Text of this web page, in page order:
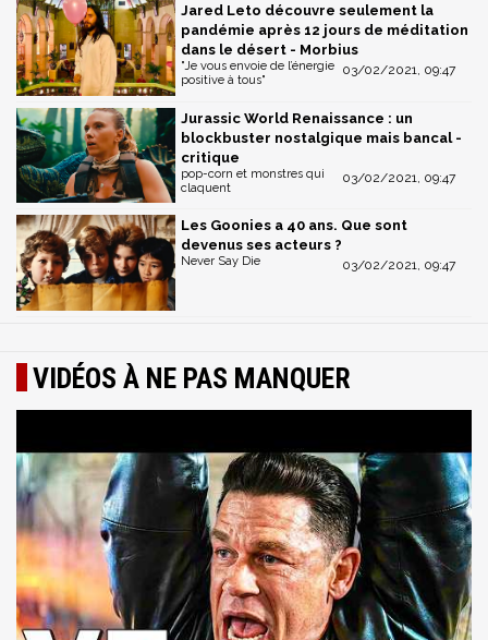
Jared Leto découvre seulement la
pandémie après 12 jours de méditation
dans le désert - Morbius
03/02/2021, 09:47
"Je vous envoie de l’énergie
positive à tous"
Jurassic World Renaissance : un
blockbuster nostalgique mais bancal -
critique
03/02/2021, 09:47
pop-corn et monstres qui
claquent
Les Goonies a 40 ans. Que sont
devenus ses acteurs ?
03/02/2021, 09:47
Never Say Die
VIDÉOS À NE PAS MANQUER